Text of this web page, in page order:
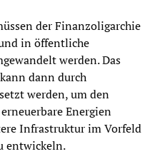
der Finanzoligarchie
in öffentliche
werden. Das
dann durch
werden, um den
Energien
Infrastruktur im Vorfeld
entwickeln.